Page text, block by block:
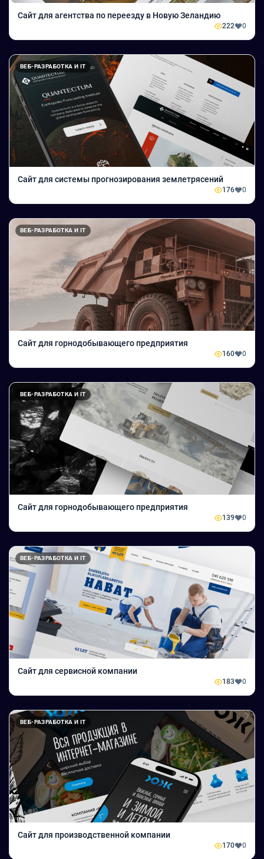
Сайт для агентства по переезду в Новую Зеландию
222 0
ВЕБ-РАЗРАБОТКА И IT
Сайт для системы прогнозирования землетрясений
176 0
ВЕБ-РАЗРАБОТКА И IT
Сайт для горнодобывающего предприятия
160 0
ВЕБ-РАЗРАБОТКА И IT
Сайт для горнодобывающего предприятия
139 0
ВЕБ-РАЗРАБОТКА И IT
Сайт для сервисной компании
183 0
ВЕБ-РАЗРАБОТКА И IT
Сайт для производственной компании
170 0